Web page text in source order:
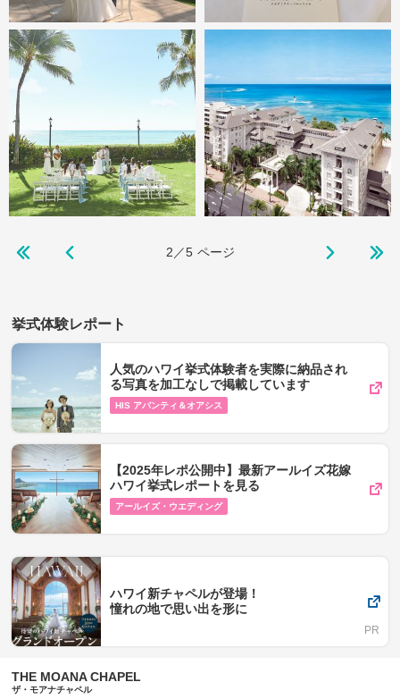
2／5 ページ
挙式体験レポート
人気のハワイ挙式体験者を実際に納品され
る写真を加工なしで掲載しています
HIS アバンティ＆オアシス
【2025年レポ公開中】最新アールイズ花嫁
ハワイ挙式レポートを見る
アールイズ・ウエディング
ハワイ新チャペルが登場！
憧れの地で思い出を形に
THE MOANA CHAPEL
ザ・モアナチャペル